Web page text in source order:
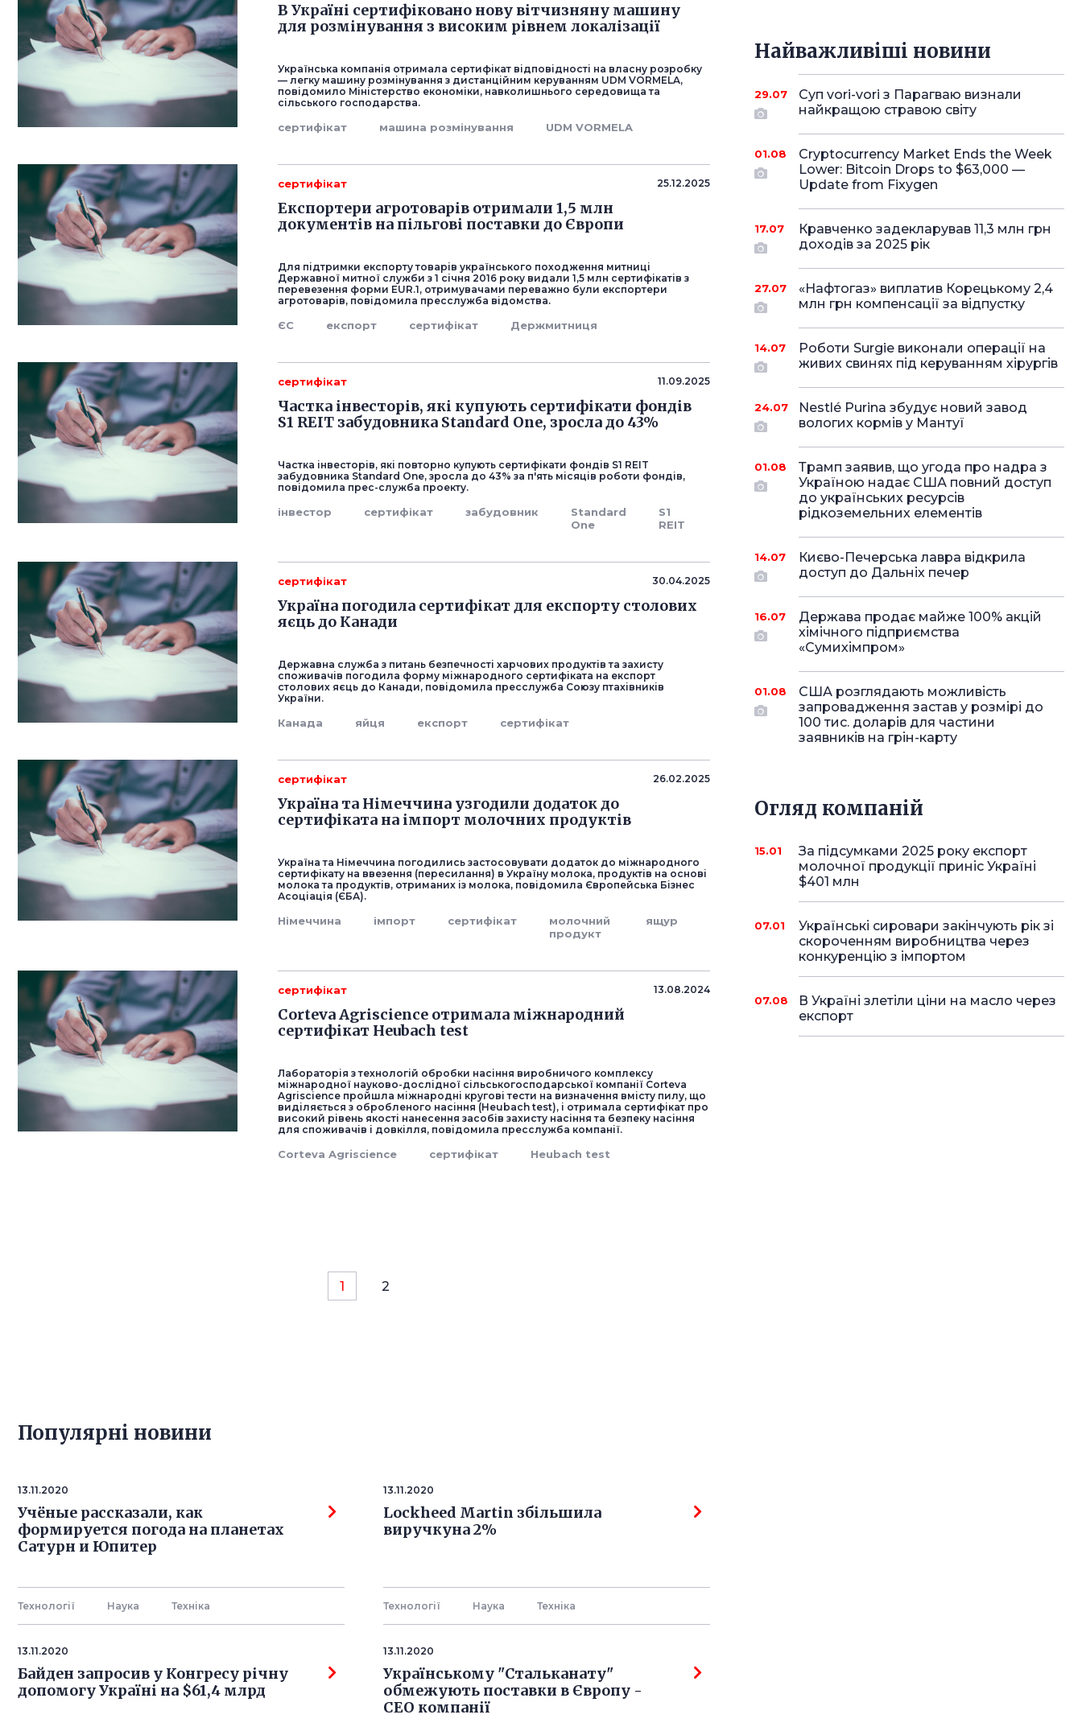
В Україні сертифіковано нову вітчизняну машину
для розмінування з високим рівнем локалізації
Українська компанія отримала сертифікат відповідності на власну розробку
— легку машину розмінування з дистанційним керуванням UDM VORMELA,
повідомило Міністерство економіки, навколишнього середовища та
сільського господарства.
сертифікат машина розмінування UDM VORMELA
сертифікат 25.12.2025
Експортери агротоварів отримали 1,5 млн
документів на пільгові поставки до Європи
Для підтримки експорту товарів українського походження митниці
Державної митної служби з 1 січня 2016 року видали 1,5 млн сертифікатів з
перевезення форми EUR.1, отримувачами переважно були експортери
агротоварів, повідомила пресслужба відомства.
ЄС експорт сертифікат Держмитниця
сертифікат 11.09.2025
Частка інвесторів, які купують сертифікати фондів
S1 REIT забудовника Standard One, зросла до 43%
Частка інвесторів, які повторно купують сертифікати фондів S1 REIT
забудовника Standard One, зросла до 43% за п'ять місяців роботи фондів,
повідомила прес-служба проекту.
інвестор сертифікат забудовник
Standard
One
S1
REIT
сертифікат 30.04.2025
Україна погодила сертифікат для експорту столових
яєць до Канади
Державна служба з питань безпечності харчових продуктів та захисту
споживачів погодила форму міжнародного сертифіката на експорт
столових яєць до Канади, повідомила пресслужба Союзу птахівників
України.
Канада яйця експорт сертифікат
сертифікат 26.02.2025
Україна та Німеччина узгодили додаток до
сертифіката на імпорт молочних продуктів
Україна та Німеччина погодились застосовувати додаток до міжнародного
сертифікату на ввезення (пересилання) в Україну молока, продуктів на основі
молока та продуктів, отриманих із молока, повідомила Європейська Бізнес
Асоціація (ЄБА).
Німеччина імпорт сертифікат
молочний
продукт
ящур
сертифікат 13.08.2024
Corteva Agriscience отримала міжнародний
сертифікат Heubach test
Лабораторія з технологій обробки насіння виробничого комплексу
міжнародної науково-дослідної сільськогосподарської компанії Corteva
Agriscience пройшла міжнародні кругові тести на визначення вмісту пилу, що
виділяється з обробленого насіння (Heubach test), і отримала сертифікат про
високий рівень якості нанесення засобів захисту насіння та безпеку насіння
для споживачів і довкілля, повідомила пресслужба компанії.
Corteva Agriscience сертифікат Heubach test
1 2
Популярнi новини
13.11.2020
Учёные рассказали, как
формируется погода на планетах
Сатурн и Юпитер
Технології Наука Технiка
13.11.2020
Lockheed Martin збільшила
виручкуна 2%
Технології Наука Технiка
13.11.2020
Байден запросив у Конгресу річну
допомогу Україні на $61,4 млрд
13.11.2020
Українському "Стальканату"
обмежують поставки в Європу -
СЕО компанії
Найважливіші новини
29.07
Суп vori-vori з Парагваю визнали
найкращою стравою світу
01.08
Cryptocurrency Market Ends the Week
Lower: Bitcoin Drops to $63,000 —
Update from Fixygen
17.07
Кравченко задекларував 11,3 млн грн
доходів за 2025 рік
27.07
«Нафтогаз» виплатив Корецькому 2,4
млн грн компенсації за відпустку
14.07
Роботи Surgie виконали операції на
живих свинях під керуванням хірургів
24.07
Nestlé Purina збудує новий завод
вологих кормів у Мантуї
01.08
Трамп заявив, що угода про надра з
Україною надає США повний доступ
до українських ресурсів
рідкоземельних елементів
14.07
Києво-Печерська лавра відкрила
доступ до Дальніх печер
16.07
Держава продає майже 100% акцій
хімічного підприємства
«Сумихімпром»
01.08
США розглядають можливість
запровадження застав у розмірі до
100 тис. доларів для частини
заявників на грін-карту
Огляд компаній
15.01
За підсумками 2025 року експорт
молочної продукції приніс Україні
$401 млн
07.01
Українські сировари закінчують рік зі
скороченням виробництва через
конкуренцію з імпортом
07.08
В Україні злетіли ціни на масло через
експорт